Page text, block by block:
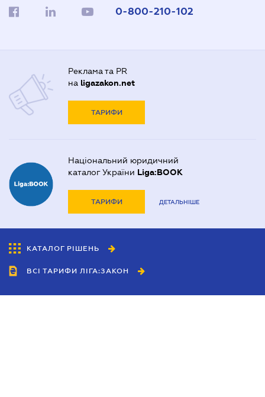
0-800-210-102
Реклама та PR
на ligazakon.net
ТАРИФИ
Національний юридичний
каталог України Liga:BOOK
ТАРИФИ ДЕТАЛЬНІШЕ
КАТАЛОГ РІШЕНЬ
ВСІ ТАРИФИ ЛІГА:ЗАКОН